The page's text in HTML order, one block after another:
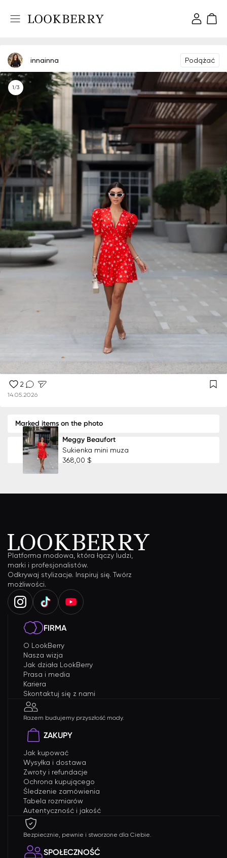
innainna Podążać
1/3
2
14.05.2026
Marked items on the photo
Meggy Beaufort
Sukienka mini muza
368,00 $
Platforma modowa, która łączy ludzi,
marki i profesjonalistów.
Odkrywaj stylizacje. Inspiruj się. Twórz
możliwości.
FIRMA
O LookBerry
Nasza wizja
Jak działa LookBerry
Prasa i media
Kariera
Skontaktuj się z nami
Razem budujemy przyszłość mody.
ZAKUPY
Jak kupować
Wysyłka i dostawa
Zwroty i refundacje
Ochrona kupującego
Śledzenie zamówienia
Tabela rozmiarów
Autentyczność i jakość
Bezpiecznie, pewnie i stworzone dla Ciebie.
SPOŁECZNOŚĆ